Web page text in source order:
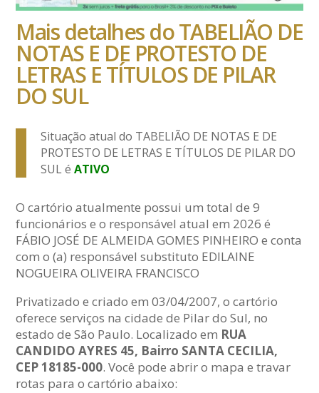
Mais detalhes do TABELIÃO DE
NOTAS E DE PROTESTO DE
LETRAS E TÍTULOS DE PILAR
DO SUL
Situação atual do TABELIÃO DE NOTAS E DE
PROTESTO DE LETRAS E TÍTULOS DE PILAR DO
SUL éATIVO
O cartório atualmente possui um total de 9
funcionários e o responsável atual em 2026 é
FÁBIO JOSÉ DE ALMEIDA GOMES PINHEIRO e conta
com o (a) responsável substituto EDILAINE
NOGUEIRA OLIVEIRA FRANCISCO
Privatizado e criado em 03/04/2007, o cartório
oferece serviços na cidade de Pilar do Sul, no
estado de São Paulo. Localizado em RUA
CANDIDO AYRES 45, Bairro SANTA CECILIA,
CEP 18185-000. Você pode abrir o mapa e travar
rotas para o cartório abaixo: